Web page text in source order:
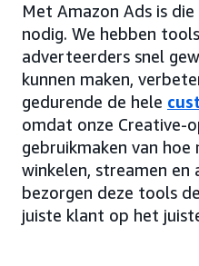
Met Amazon Ads is
nodig. We hebben
adverteerders snel
kunnen maken,
gedurende de hele
omdat onze Creative-
gebruikmaken van
winkelen, streamen en
bezorgen deze tools
juiste klant op het